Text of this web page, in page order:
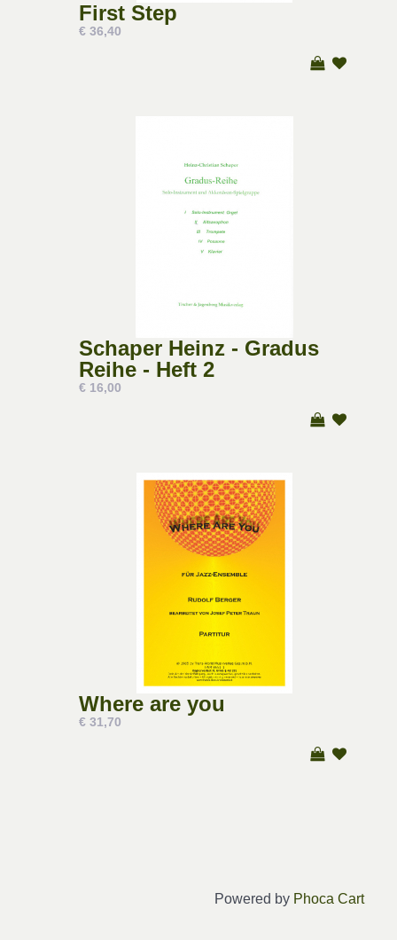
First Step
€ 36,40
Schaper Heinz - Gradus
Reihe - Heft 2
€ 16,00
Where are you
€ 31,70
Powered by Phoca Cart